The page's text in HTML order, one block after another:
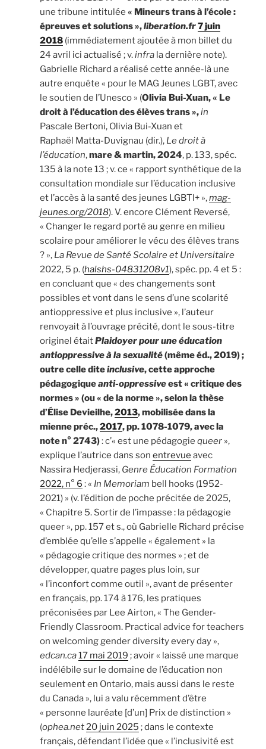
une tribune intitulée « Mineurs trans à l’école :
épreuves et solutions »,liberation.fr7 juin
2018 (immédiatement ajoutée à mon billet du
24 avril ici actualisé ; v.infra la dernière note).
Gabrielle Richard a réalisé cette année-là une
autre enquête « pour le MAG Jeunes LGBT, avec
le soutien de l’Unesco » (Olivia Bui-Xuan, « Le
droit à l’éducation des élèves trans »,in
Pascale Bertoni, Olivia Bui-Xuan et
Raphaël Matta-Duvignau (dir.), Le droit à
l’éducation,mare & martin, 2024, p. 133, spéc.
135 à la note 13 ; v. ce « rapport synthétique de la
consultation mondiale sur l’éducation inclusive
et l’accès à la santé des jeunes LGBTI+ »,mag-
jeunes.org/2018). V. encore Clément Reversé,
« Changer le regard porté au genre en milieu
scolaire pour améliorer le vécu des élèves trans
? », La Revue de Santé Scolaire et Universitaire
2022, 5 p. (halshs-04831208v1), spéc. pp. 4 et 5 :
en concluant que « des changements sont
possibles et vont dans le sens d’une scolarité
antioppressive et plus inclusive », l’auteur
renvoyait à l’ouvrage précité, dont le sous-titre
originel étaitPlaidoyer pour une éducation
antioppressive à la sexualité(même éd., 2019) ;
outre celle diteinclusive, cette approche
pédagogiqueanti-oppressiveest « critique des
normes » (ou « de la norme », selon la thèse
d’Élise Devieilhe,2013, mobilisée dans la
mienne préc.,2017, pp. 1078-1079, avec la
note n° 2743): c’« est une pédagogie queer »,
explique l’autrice dans son entrevue avec
Nassira Hedjerassi, Genre Éducation Formation
2022, n° 6 : « In Memoriam bell hooks (1952-
2021) » (v. l’édition de poche précitée de 2025,
« Chapitre 5. Sortir de l’impasse : la pédagogie
queer », pp. 157 et s., où Gabrielle Richard précise
d’emblée qu’elle s’appelle « également » la
« pédagogie critique des normes » ; et de
développer, quatre pages plus loin, sur
« l’inconfort comme outil », avant de présenter
en français, pp. 174 à 176, les pratiques
préconisées par Lee Airton, « The Gender-
Friendly Classroom. Practical advice for teachers
on welcoming gender diversity every day »,
edcan.ca17 mai 2019 ; avoir « laissé une marque
indélébile sur le domaine de l’éducation non
seulement en Ontario, mais aussi dans le reste
du Canada », lui a valu récemment d’être
« personne lauréate [d’un] Prix de distinction »
(ophea.net20 juin 2025 ; dans le contexte
français, défendant l’idée que « l’inclusivité est